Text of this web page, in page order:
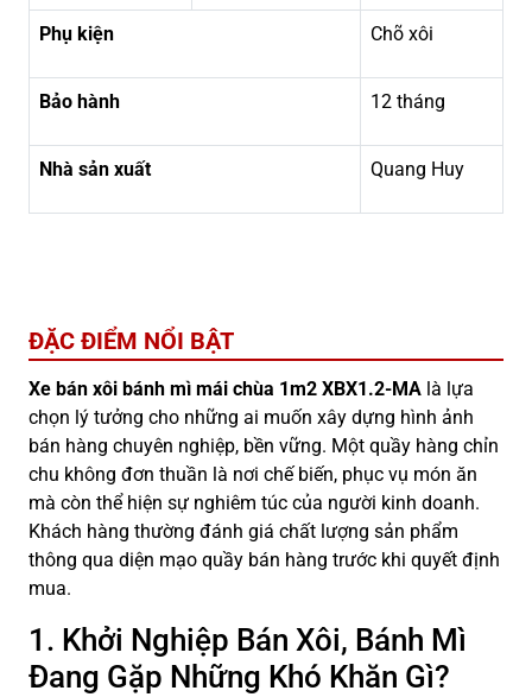
Phụ kiện Chõ xôi
Bảo hành 12 tháng
Nhà sản xuất Quang Huy
ĐẶC ĐIỂM NỔI BẬT
Xe bán xôi bánh mì mái chùa 1m2 XBX1.2-MA là lựa
chọn lý tưởng cho những ai muốn xây dựng hình ảnh
bán hàng chuyên nghiệp, bền vững. Một quầy hàng chỉn
chu không đơn thuần là nơi chế biến, phục vụ món ăn
mà còn thể hiện sự nghiêm túc của người kinh doanh.
Khách hàng thường đánh giá chất lượng sản phẩm
thông qua diện mạo quầy bán hàng trước khi quyết định
mua.
1. Khởi Nghiệp Bán Xôi, Bánh Mì
Đang Gặp Những Khó Khăn Gì?